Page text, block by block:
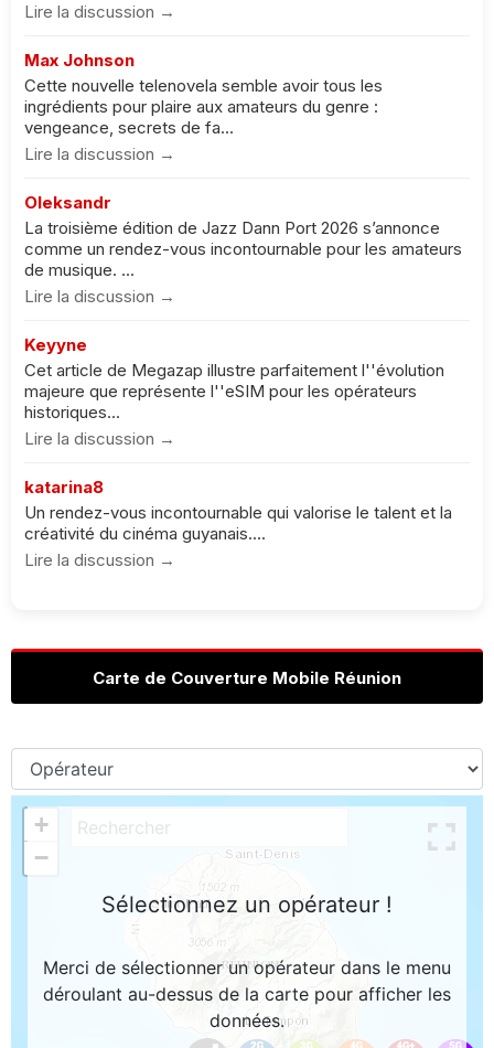
Lire la discussion →
Max Johnson
Cette nouvelle telenovela semble avoir tous les
ingrédients pour plaire aux amateurs du genre :
vengeance, secrets de fa...
Lire la discussion →
Oleksandr
La troisième édition de Jazz Dann Port 2026 s’annonce
comme un rendez-vous incontournable pour les amateurs
de musique. ...
Lire la discussion →
Keyyne
Cet article de Megazap illustre parfaitement l''évolution
majeure que représente l''eSIM pour les opérateurs
historiques...
Lire la discussion →
katarina8
Un rendez-vous incontournable qui valorise le talent et la
créativité du cinéma guyanais....
Lire la discussion →
Carte de Couverture Mobile Réunion